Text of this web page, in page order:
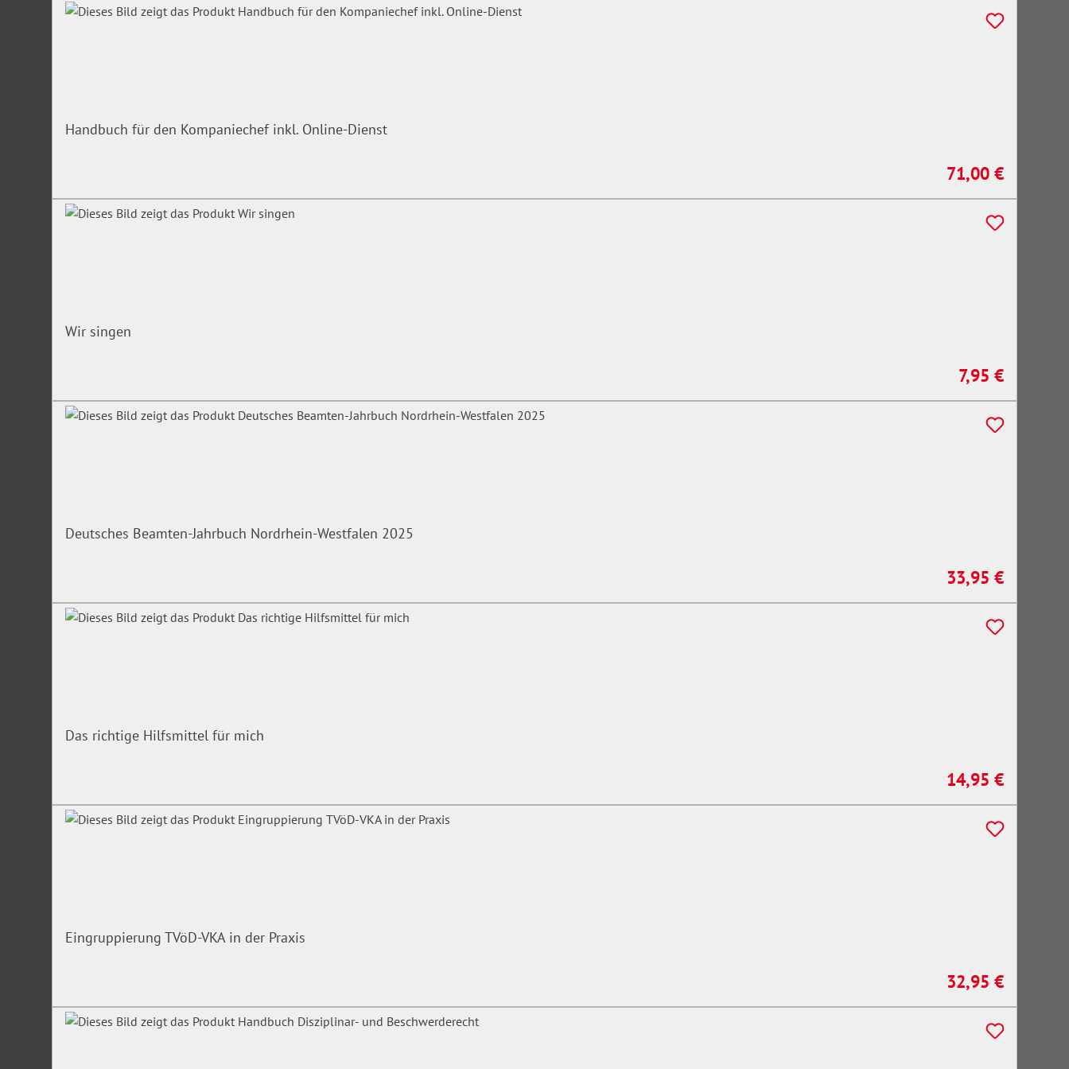
Textverarbeitungsprogramme
Handbuch für den Kompaniechef inkl. Online-Dienst
Regulärer Preis:
71,00 €
Wir singen
Regulärer Preis:
7,95 €
Deutsches Beamten-Jahrbuch Nordrhein-Westfalen 2025
Regulärer Preis:
33,95 €
Das richtige Hilfsmittel für mich
Regulärer Preis:
14,95 €
Eingruppierung TVöD-VKA in der Praxis
Regulärer Preis:
32,95 €